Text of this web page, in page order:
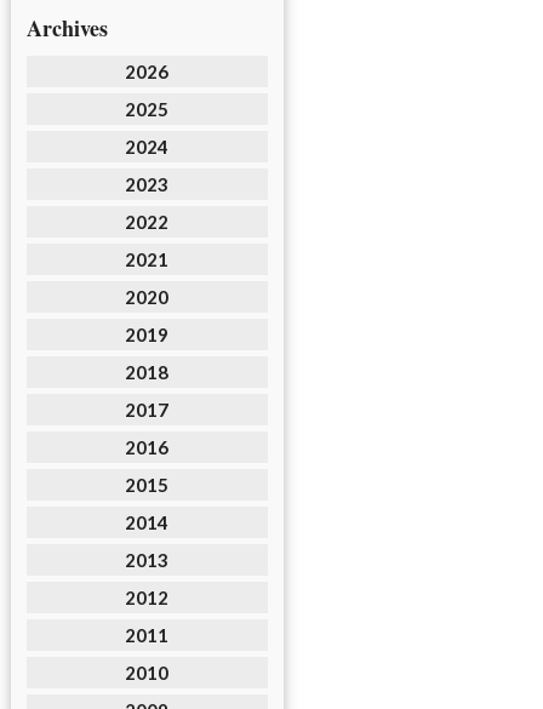
Archives
2026
2025
2024
2023
2022
2021
2020
2019
2018
2017
2016
2015
2014
2013
2012
2011
2010